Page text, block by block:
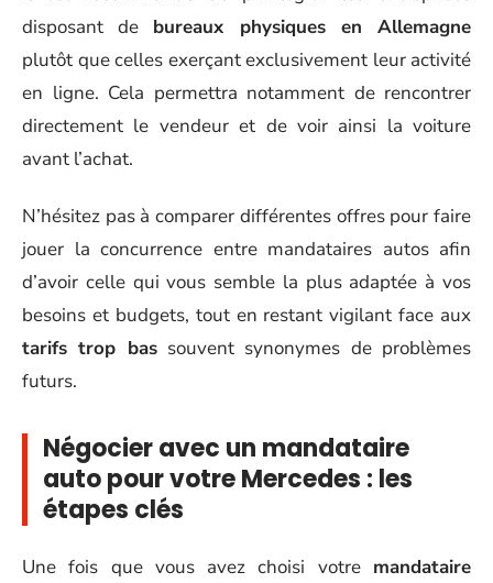
disposant de bureaux physiques en Allemagne
plutôt que celles exerçant exclusivement leur activité
en ligne. Cela permettra notamment de rencontrer
directement le vendeur et de voir ainsi la voiture
avant l’achat.
N’hésitez pas à comparer différentes offres pour faire
jouer la concurrence entre mandataires autos afin
d’avoir celle qui vous semble la plus adaptée à vos
besoins et budgets, tout en restant vigilant face aux
tarifs trop bassouvent synonymes de problèmes
futurs.
Négocier avec un mandataire
auto pour votre Mercedes : les
étapes clés
Une fois que vous avez choisi votre mandataire